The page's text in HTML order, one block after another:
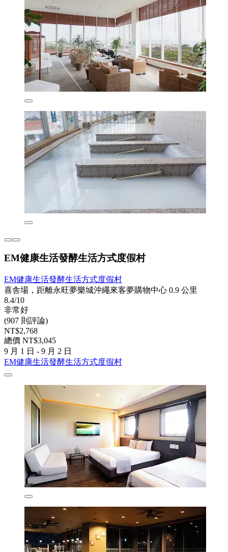
EM健康生活發酵生活方式度假村
EM健康生活發酵生活方式度假村
喜舎場，距離永旺夢樂城沖繩來客夢購物中心 0.9 公里
8.4/10
非常好
(907 則評論)
NT$2,768
總價 NT$3,045
9 月 1 日 - 9 月 2 日
EM健康生活發酵生活方式度假村